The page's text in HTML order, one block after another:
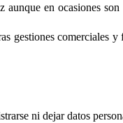
en ocasiones son
gestiones comerciales y
ni dejar datos